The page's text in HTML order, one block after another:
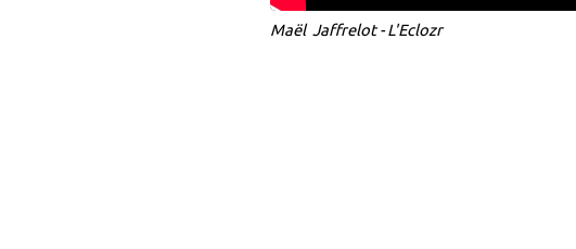
Maël Jaffrelot - L'Eclozr